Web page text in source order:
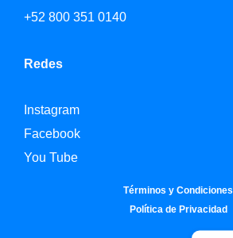
+52 800 351 0140
Redes
Instagram
Facebook
You Tube
Términos y Condiciones
Política de Privacidad